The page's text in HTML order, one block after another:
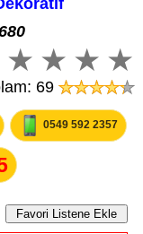
69
0549 592 2357